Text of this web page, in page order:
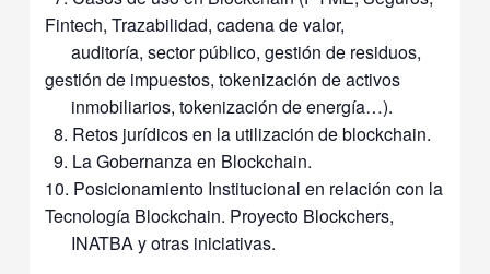
Fintech, Trazabilidad, cadena de valor,
auditoría, sector público, gestión de residuos,
gestión de impuestos, tokenización de activos
inmobiliarios, tokenización de energía…).
8. Retos jurídicos en la utilización de blockchain.
9. La Gobernanza en Blockchain.
10. Posicionamiento Institucional en relación con la
Tecnología Blockchain. Proyecto Blockchers,
INATBA y otras iniciativas.